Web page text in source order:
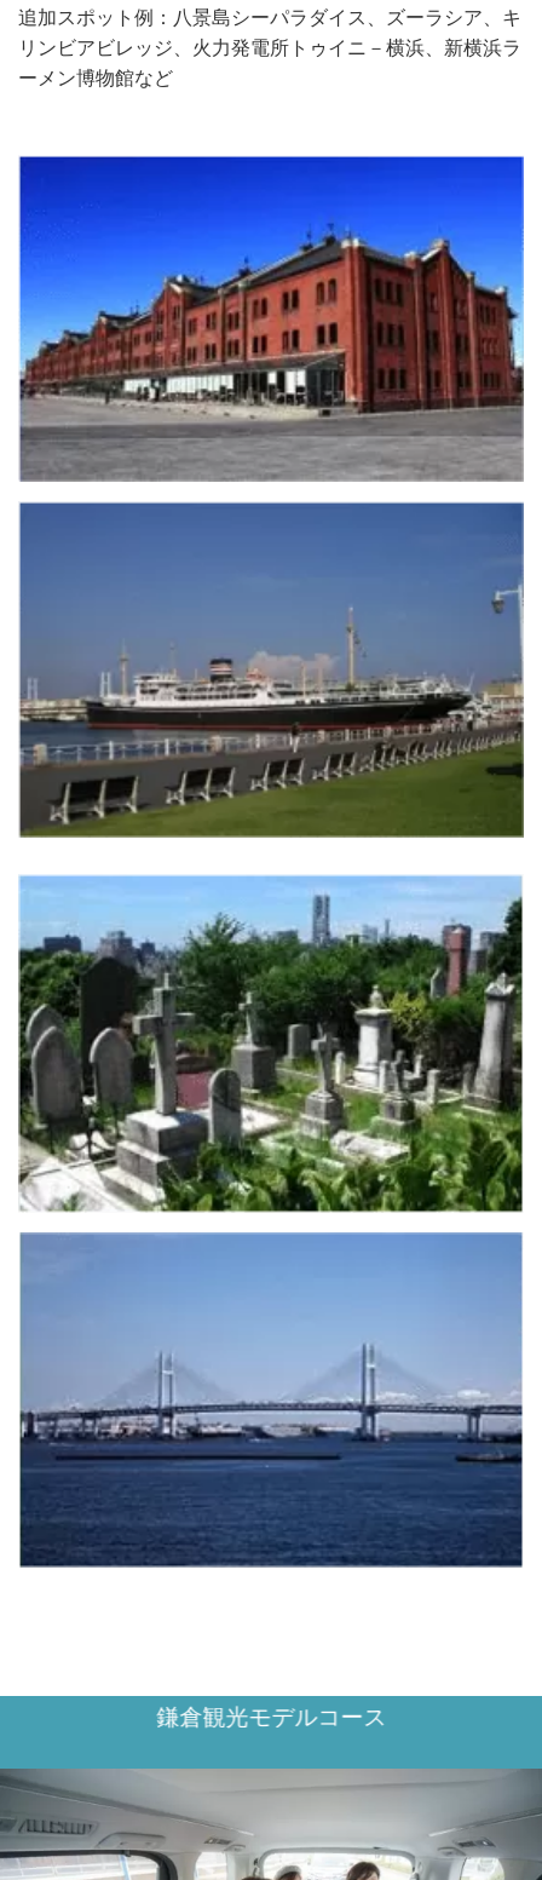
追加スポット例：八景島シーパラダイス、ズーラシア、キ
リンビアビレッジ、火力発電所トゥイニ－横浜、新横浜ラ
ーメン博物館など
鎌倉観光モデルコース